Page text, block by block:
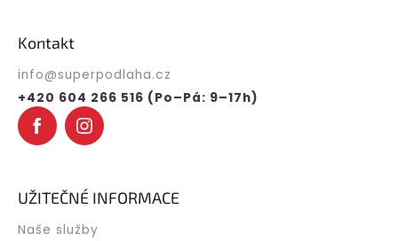
Kontakt
info@superpodlaha.cz
+420 604 266 516 (Po–Pá: 9–17h)
UŽITEČNÉ INFORMACE
Naše služby